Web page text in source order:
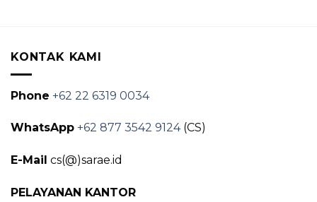
KONTAK KAMI
Phone +62 22 6319 0034
WhatsApp +62 877 3542 9124(CS)
E-Mail cs(@)sarae.id
PELAYANAN KANTOR